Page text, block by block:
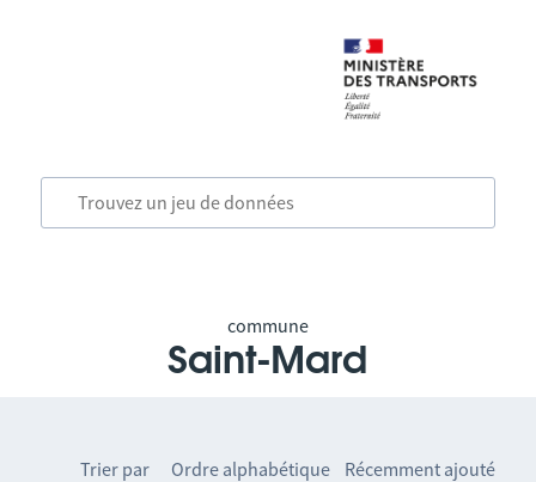
commune
Saint-Mard
Trier par Ordre alphabétique Récemment ajouté